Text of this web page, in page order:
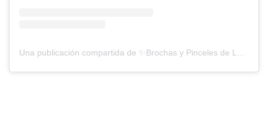
Una publicación compartida de ✨Brochas y Pinceles de Lujo✨ (@melodyscher)